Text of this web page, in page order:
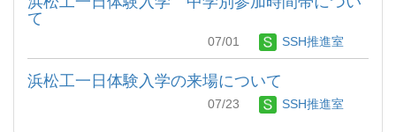
て
07/01 SSH推進室
浜松工一日体験入学の来場について
07/23 SSH推進室